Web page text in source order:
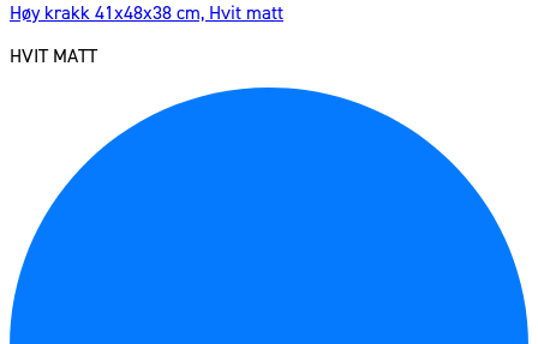
Høy krakk 41x48x38 cm, Hvit matt
HVIT MATT